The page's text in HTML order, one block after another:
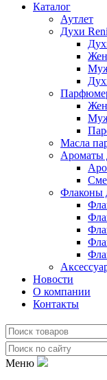
Каталог
Аутлет
Духи Reni
Масла
Ароматы
Флаконы
Новости
О компании
Контакты
Меню